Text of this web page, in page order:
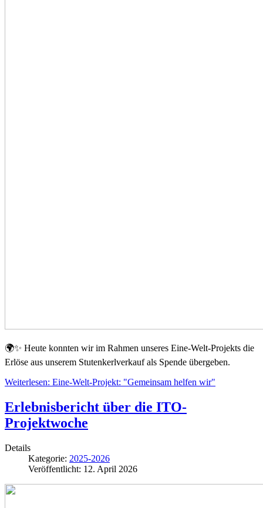
🌍✨ Heute konnten wir im Rahmen unseres Eine-Welt-Projekts die
Erlöse aus unserem Stutenkerlverkauf als Spende übergeben.
Weiterlesen: Eine-Welt-Projekt: "Gemeinsam helfen wir"
Erlebnisbericht über die ITO-
Projektwoche
Details
Kategorie: 2025-2026
Veröffentlicht: 12. April 2026